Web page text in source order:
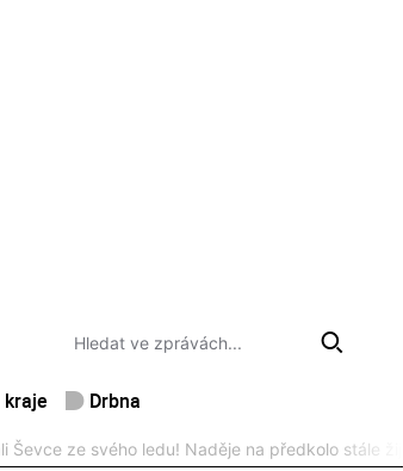
kraje Drbna
Ševce ze svého ledu! Naděje na předkolo stále žije